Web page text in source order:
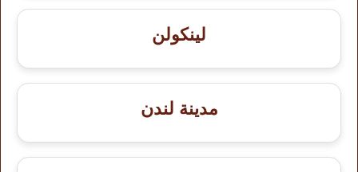
لينكولن
مدينة لندن